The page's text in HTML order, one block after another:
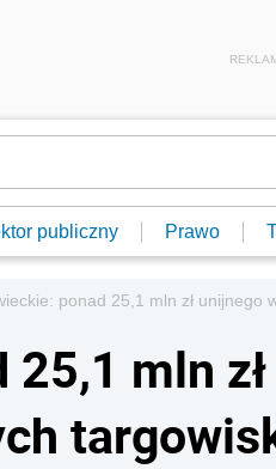
publiczny Prawo
ponad 25,1 mln zł unijnego
mln